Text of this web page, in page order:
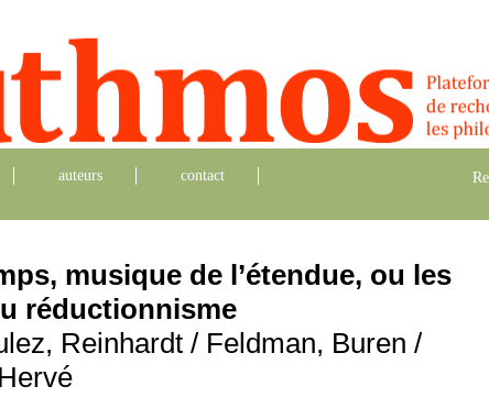
auteurs contact
musique de l’étendue, ou les
réductionnisme
Reinhardt / Feldman, Buren /